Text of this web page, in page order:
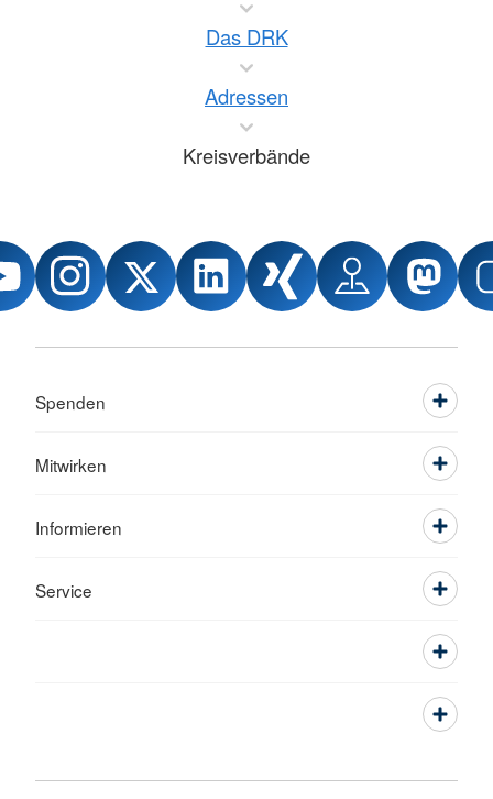
Das DRK
Adressen
Kreisverbände
Spenden
Mitwirken
Informieren
Service